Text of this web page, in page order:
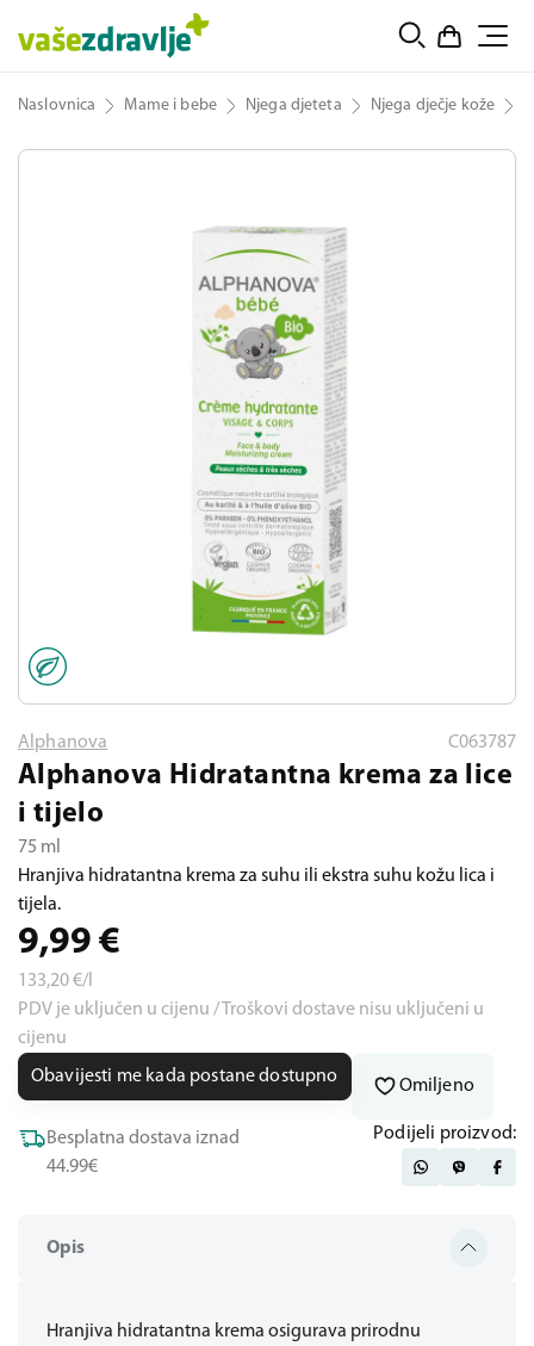
Naslovnica Mame i bebe Njega djeteta Njega dječje kože
Opis
Hranjiva hidratantna krema osigurava prirodnu
Alphanova C063787
Alphanova Hidratantna krema za lice
i tijelo
75 ml
Hranjiva hidratantna krema za suhu ili ekstra suhu kožu lica i
tijela.
9,99 €
133,20€/l
PDV je uključen u cijenu / Troškovi dostave nisu uključeni u
cijenu
Obavijesti me kada postane dostupno
Omiljeno
Besplatna dostava iznad
44.99€
Podijeli proizvod: